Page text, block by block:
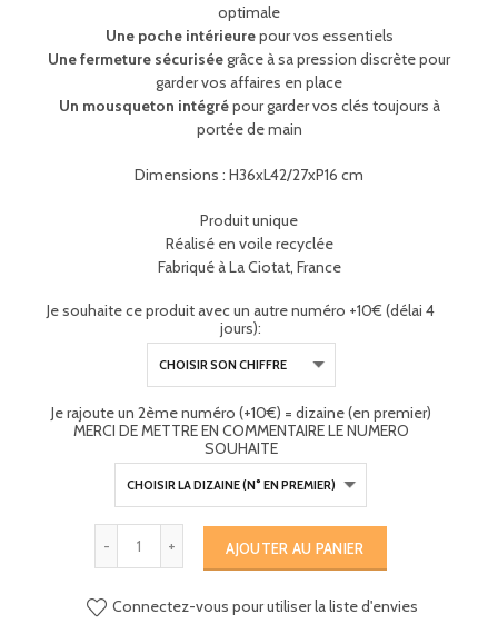
optimale
Une poche intérieurepour vos essentiels
Une fermeture sécuriséegrâce à sa pression discrète pour
garder vos affaires en place
Un mousqueton intégrépour garder vos clés toujours à
portée de main
Dimensions : H36xL42/27xP16 cm
Produit unique
Réalisé en voile recyclée
Fabriqué à La Ciotat, France
Je souhaite ce produit avec un autre numéro +10€ (délai 4
jours):
Je rajoute un 2ème numéro (+10€) = dizaine (en premier)
MERCI DE METTRE EN COMMENTAIRE LE NUMERO
SOUHAITE
AJOUTER AU PANIER
Connectez-vous pour utiliser la liste d'envies